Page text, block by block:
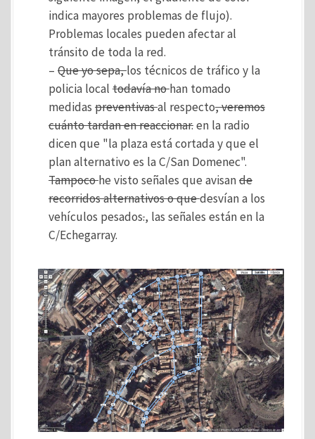
indica mayores problemas de flujo).
Problemas locales pueden afectar al
tránsito de toda la red.
– Que yo sepa,los técnicos de tráfico y la
policia local todavía nohan tomado
medidas preventivasal respecto, veremos
cuánto tardan en reaccionar.en la radio
dicen que "la plaza está cortada y que el
plan alternativo es la C/San Domenec".
Tampocohe visto señales que avisande
recorridos alternativos o quedesvían a los
vehículos pesados., las señales están en la
C/Echegarray.